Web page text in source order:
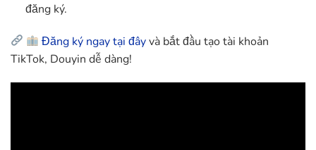
đăng ký.
Đăng ký ngay tại đâyvà bắt đầu tạo tài khoản
TikTok, Douyin dễ dàng!